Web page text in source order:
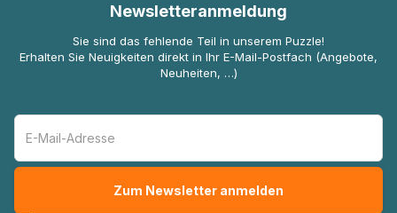
Newsletteranmeldung
Sie sind das fehlende Teil in unserem Puzzle!
Erhalten Sie Neuigkeiten direkt in Ihr E-Mail-Postfach (Angebote,
Neuheiten, …)